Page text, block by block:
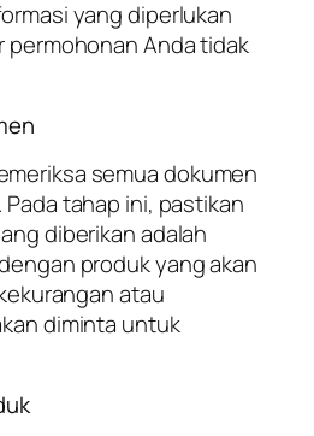
yang diperlukan
permohonan Anda tidak
semua dokumen
tahap ini, pastikan
diberikan adalah
produk yang akan
atau
diminta untuk